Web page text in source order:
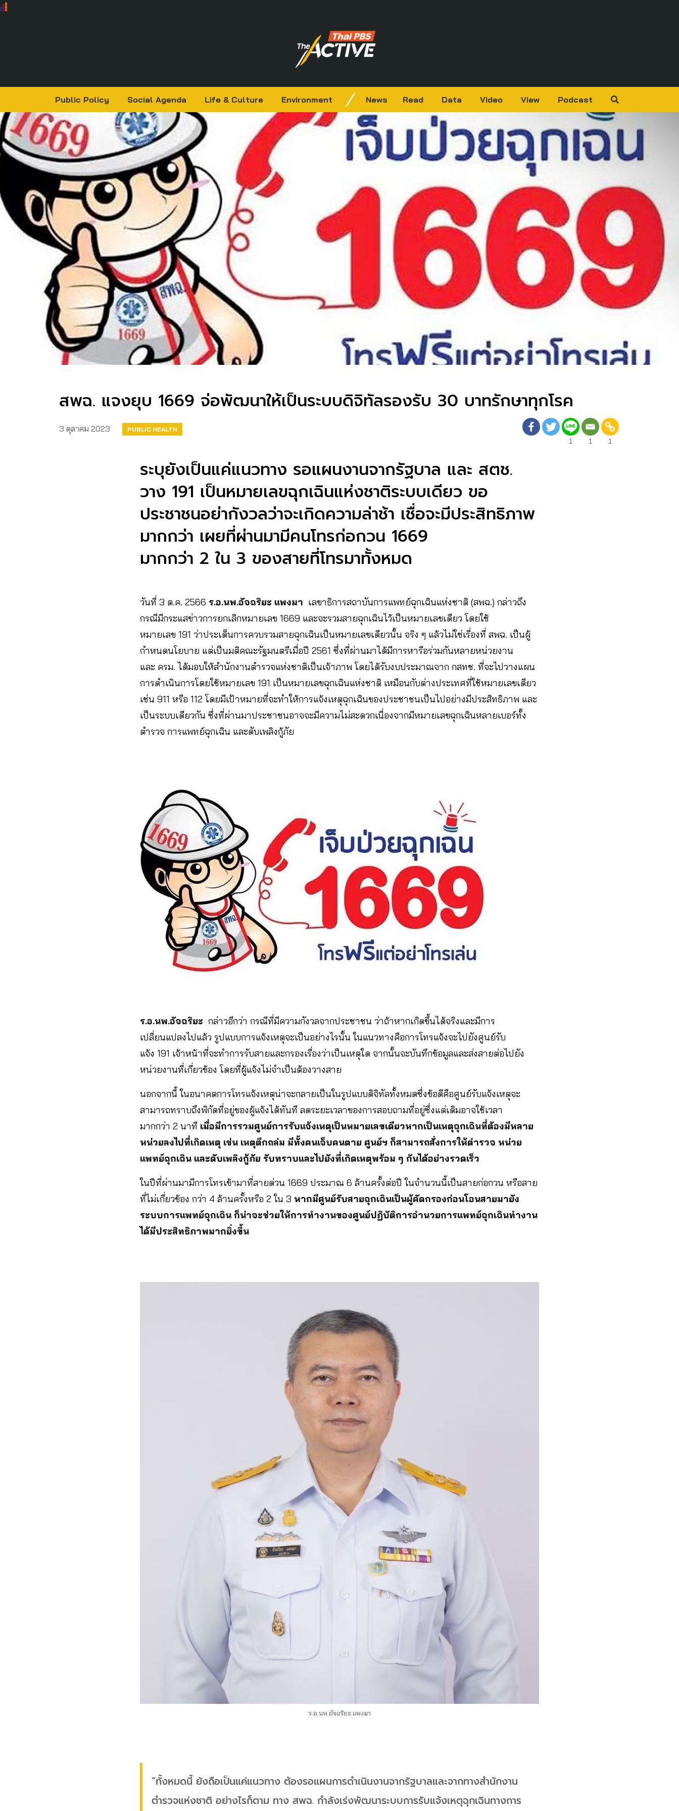
Public Policy Social Agenda Life & Culture Environment News Read Data Video View Podcast
สพฉ. แจงยุบ 1669 จ่อพัฒนาให้เป็นระบบดิจิทัลรองรับ 30 บาทรักษาทุกโรค
3 ตุลาคม 2023
PUBLIC HEALTH
1
1 1
ระบุยังเป็นแค่แนวทาง รอแผนงานจากรัฐบาล และ สตช.
วาง 191 เป็นหมายเลขฉุกเฉินแห่งชาติระบบเดียว ขอ
ประชาชนอย่ากังวลว่าจะเกิดความล่าช้า เชื่อจะมีประสิทธิภาพ
มากกว่า เผยที่ผ่านมามีคนโทรก่อกวน 1669
มากกว่า 2 ใน 3 ของสายที่โทรมาทั้งหมด
วันที่ 3 ต.ค. 2566 ร.อ.นพ.อัจฉริยะ แพงมา เลขาธิการสถาบันการแพทย์ฉุกเฉินแห่งชาติ (สพฉ.) กล่าวถึง
กรณีมีกระแสข่าวการยกเลิกหมายเลข 1669 และจะรวมสายฉุกเฉินไว้เป็นหมายเลขเดียว โดยใช้
หมายเลข 191 ว่าประเด็นการควบรวมสายฉุกเฉินเป็นหมายเลขเดียวนั้น จริง ๆ แล้วไม่ใช่เรื่องที่ สพฉ. เป็นผู้
กำหนดนโยบาย แต่เป็นมติคณะรัฐมนตรีเมื่อปี 2561 ซึ่งที่ผ่านมาได้มีการหารือร่วมกันหลายหน่วยงาน
และ ครม. ได้มอบให้สำนักงานตำรวจแห่งชาติเป็นเจ้าภาพ โดยได้รับงบประมาณจาก กสทช. ที่จะไปวางแผน
การดำเนินการโดยใช้หมายเลข 191 เป็นหมายเลขฉุกเฉินแห่งชาติ เหมือนกับต่างประเทศที่ใช้หมายเลขเดียว
เช่น 911 หรือ 112 โดยมีเป้าหมายที่จะทำให้การแจ้งเหตุฉุกเฉินของประชาชนเป็นไปอย่างมีประสิทธิภาพ และ
เป็นระบบเดียวกัน ซึ่งที่ผ่านมาประชาชนอาจจะมีความไม่สะดวกเนื่องจากมีหมายเลขฉุกเฉินหลายเบอร์ทั้ง
ตำรวจ การแพทย์ฉุกเฉิน และดับเพลิงกู้ภัย
ร.อ.นพ.อัจฉริยะ กล่าวอีกว่า กรณีที่มีความกังวลจากประชาชน ว่าถ้าหากเกิดขึ้นได้จริงและมีการ
เปลี่ยนแปลงไปแล้ว รูปแบบการแจ้งเหตุจะเป็นอย่างไรนั้น ในแนวทางคือการโทรแจ้งจะไปยังศูนย์รับ
แจ้ง 191 เจ้าหน้าที่จะทำการรับสายและกรองเรื่องว่าเป็นเหตุใด จากนั้นจะบันทึกข้อมูลและส่งสายต่อไปยัง
หน่วยงานที่เกี่ยวข้อง โดยที่ผู้แจ้งไม่จำเป็นต้องวางสาย
นอกจากนี้ ในอนาคตการโทรแจ้งเหตุน่าจะกลายเป็นในรูปแบบดิจิทัลทั้งหมดซึ่งข้อดีคือศูนย์รับแจ้งเหตุจะ
สามารถทราบถึงพิกัดที่อยู่ของผู้แจ้งได้ทันที ลดระยะเวลาของการสอบถามที่อยู่ซึ่งแต่เดิมอาจใช้เวลา
มากกว่า 2 นาที เมื่อมีการรวมศูนย์การรับแจ้งเหตุเป็นหมายเลขเดียวหากเป็นเหตุฉุกเฉินที่ต้องมีหลาย
หน่วยลงไปที่เกิดเหตุ เช่น เหตุตึกถล่ม มีทั้งคนเจ็บคนตาย ศูนย์ฯ ก็สามารถสั่งการให้ตำรวจ หน่วย
แพทย์ฉุกเฉิน และดับเพลิงกู้ภัย รับทราบและไปยังที่เกิดเหตุพร้อม ๆ กันได้อย่างรวดเร็ว
ในปีที่ผ่านมามีการโทรเข้ามาที่สายด่วน 1669 ประมาณ 6 ล้านครั้งต่อปี ในจำนวนนี้เป็นสายก่อกวน หรือสาย
ที่ไม่เกี่ยวข้อง กว่า 4 ล้านครั้งหรือ 2 ใน 3 หากมีศูนย์รับสายฉุกเฉินเป็นผู้คัดกรองก่อนโอนสายมายัง
ระบบการแพทย์ฉุกเฉิน ก็น่าจะช่วยให้การทำงานของศูนย์ปฏิบัติการอำนวยการแพทย์ฉุกเฉินทำงาน
ได้มีประสิทธิภาพมากยิ่งขึ้น
ร.อ.นพ.อัจฉริยะ แพงมา
“ทั้งหมดนี้ ยังถือเป็นแค่แนวทาง ต้องรอแผนการดำเนินงานจากรัฐบาลและจากทางสำนักงาน
ตำรวจแห่งชาติ อย่างไรก็ตาม ทาง สพฉ. กำลังเร่งพัฒนาระบบการรับแจ้งเหตุฉุกเฉินทางการ